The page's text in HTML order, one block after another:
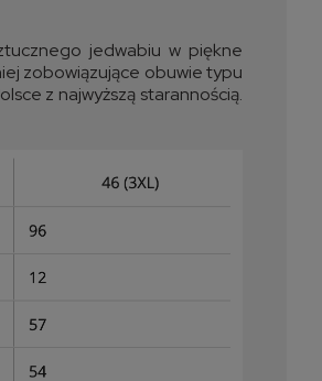
jedwabiu w piękne
zobowiązujące obuwie typu
z najwyższą starannością.